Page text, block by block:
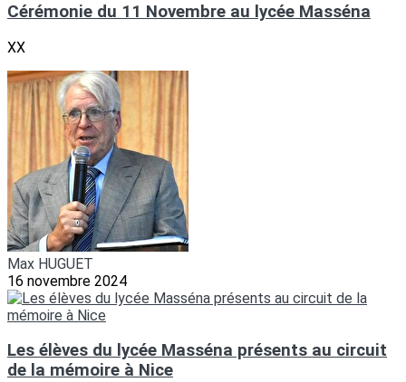
Cérémonie du 11 Novembre au lycée Masséna
XX
Max HUGUET
16 novembre 2024
Les élèves du lycée Masséna présents au circuit
de la mémoire à Nice